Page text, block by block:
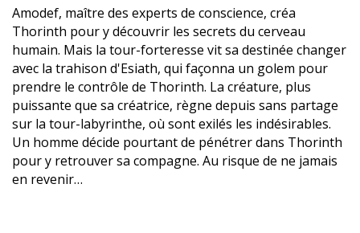
Amodef, maître des experts de conscience, créa
Thorinth pour y découvrir les secrets du cerveau
humain. Mais la tour-forteresse vit sa destinée changer
avec la trahison d'Esiath, qui façonna un golem pour
prendre le contrôle de Thorinth. La créature, plus
puissante que sa créatrice, règne depuis sans partage
sur la tour-labyrinthe, où sont exilés les indésirables.
Un homme décide pourtant de pénétrer dans Thorinth
pour y retrouver sa compagne. Au risque de ne jamais
en revenir…